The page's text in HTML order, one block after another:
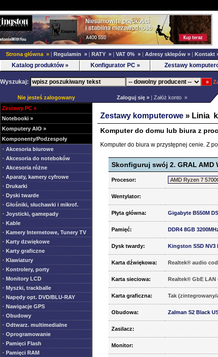
Strona główna » | Regulamin » | RATY » | VAT 0% » | Adresy sklepów » | Kontakt
Katalog produktów » Konfigurator PC » Zestawy
Wyszukaj:
Nie jesteś zalogowany Zaloguj się » | Załóż konto »
Zestawy PC »
Notebooki »
Komputery AIO »
Komponenty/Podzespoły
· Akcesoria biurowe
· Akcesoria do noteboków
· Akcesoria różne
· Aparaty, kamery cyfrowe
· Drukarki
· Dyski twarde
· Głośniki, słuchawki i mikrof.
· Joysticki, gamepady
· Kable
· Kamery Internetowe, Tunery TV
· Karty dzwiękowe
· Karty graficzne
· Klawiatury
· Kontrolery, porty
· Monitory LCD
· Myszki, trackballe
· Napędy opt. DVD/BLU-RAY
· Nawigacje GPS
· Obudowy
· Odtwarz. multimedialne
· Oprogramowanie
· Pamięci Flash
· Pamięci RAM
Zestawy komputerowe » Linia
Komputer do domu lub biura z
Komputer do biura w przystępnej cenie. Z
Skonfiguruj swój 2. GRAL AMD
Procesor:
Wentylator:
Płyta główna: Gigabyte B550M
Pamięć: DDR4 8GB
Dysk twardy: Kingston SSD NV3
Karta dźwiękowa: Realtek® audio
Karta sieciowa: Realtek ® GbE
Karta graficzna: Tak (zintegrowany/
Obudowa: Zalman S2 Black
Zasilacz:
Monitor: